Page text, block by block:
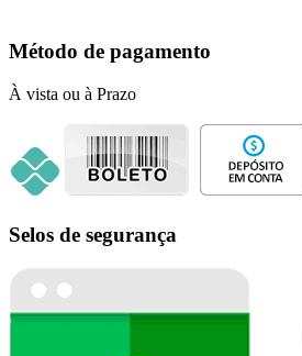
Método de pagamento
À vista ou à Prazo
Selos de segurança